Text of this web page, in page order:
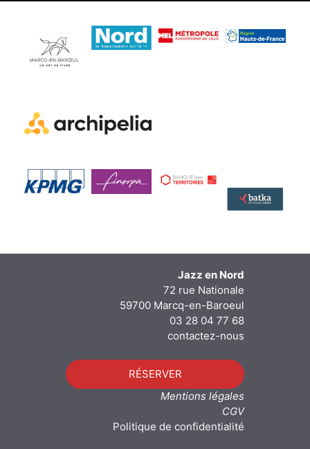
Jazz en Nord
72 rue Nationale
59700 Marcq-en-Baroeul
03 28 04 77 68
contactez-nous
RÉSERVER
Mentions légales
CGV
Politique de confidentialité